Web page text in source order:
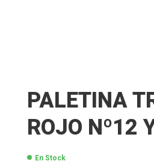
PALETINA
ROJO Nº12
En Stock